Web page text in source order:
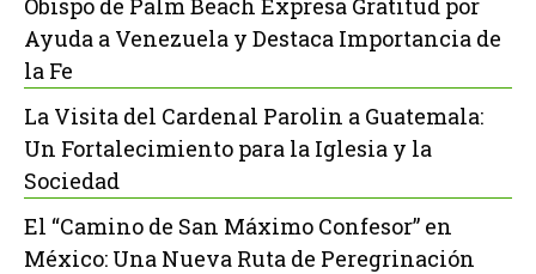
Ayuda a Venezuela y Destaca Importancia de
la Fe
La Visita del Cardenal Parolin a Guatemala:
Un Fortalecimiento para la Iglesia y la
Sociedad
El “Camino de San Máximo Confesor” en
México: Una Nueva Ruta de Peregrinación